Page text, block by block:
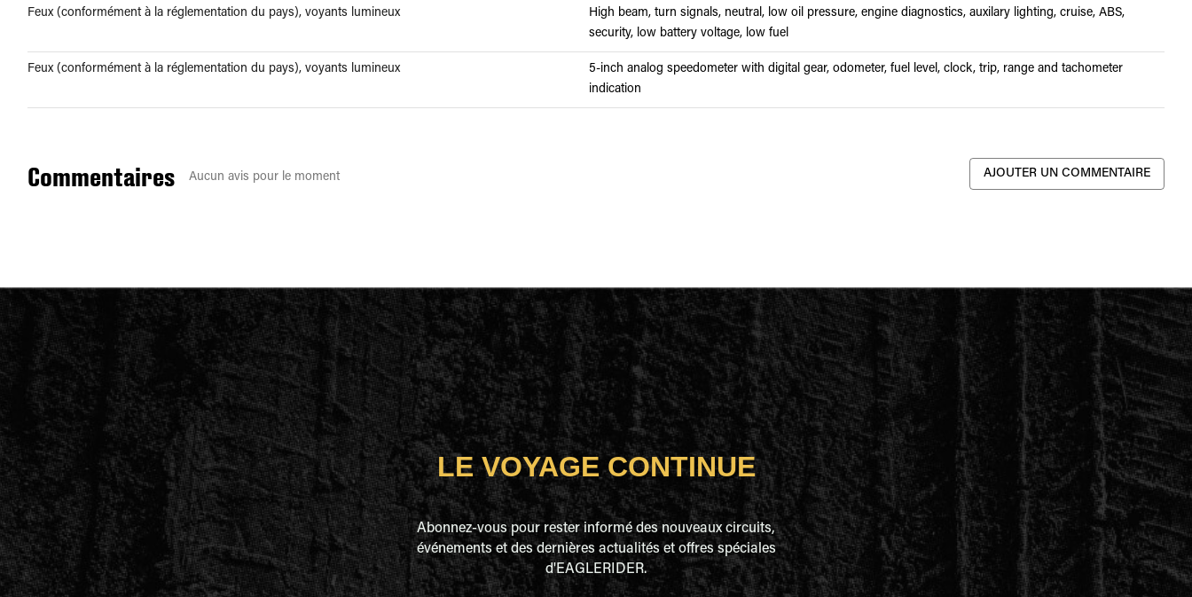
Feux (conformément à la réglementation du pays), voyants lumineux
High beam, turn signals, neutral, low oil pressure, engine diagnostics, auxilary lighting, cruise, ABS,
security, low battery voltage, low fuel
Feux (conformément à la réglementation du pays), voyants lumineux
5-inch analog speedometer with digital gear, odometer, fuel level, clock, trip, range and tachometer
indication
Commentaires Aucun avis pour le moment AJOUTER UN COMMENTAIRE
LE VOYAGE CONTINUE
Abonnez-vous pour rester informé des nouveaux circuits,
événements et des dernières actualités et offres spéciales
d'EAGLERIDER.